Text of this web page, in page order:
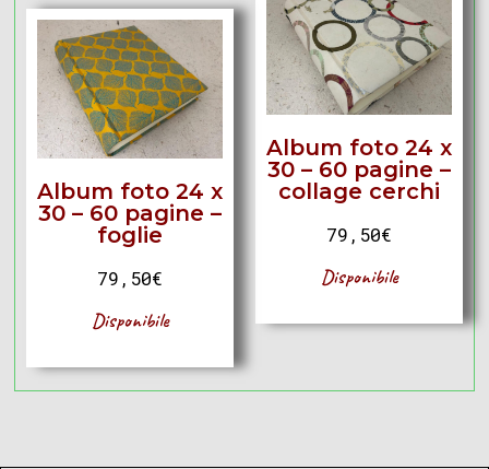
Album foto 24 x
30 – 60 pagine –
collage cerchi
79,50€
Disponibile
Album foto 24 x
30 – 60 pagine –
foglie
79,50€
Disponibile